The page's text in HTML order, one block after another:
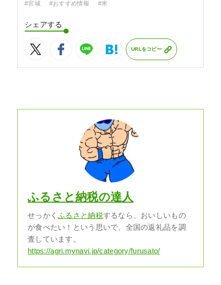
#宮城 #おすすめ情報 #米
シェアする
URLをコピー
ふるさと納税の達人
せっかくふるさと納税するなら、おいしいもの
が食べたい！という思いで、全国の返礼品を調
査しています。
https://agri.mynavi.jp/category/furusato/